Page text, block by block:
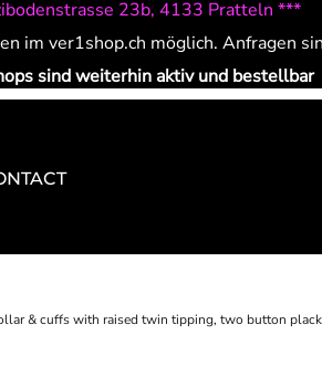
23b, 4133 Pratteln ***
im ver1shop.ch möglich. Anfragen
sind weiterhin aktiv und bestellbar
& cuffs with raised twin tipping, two button